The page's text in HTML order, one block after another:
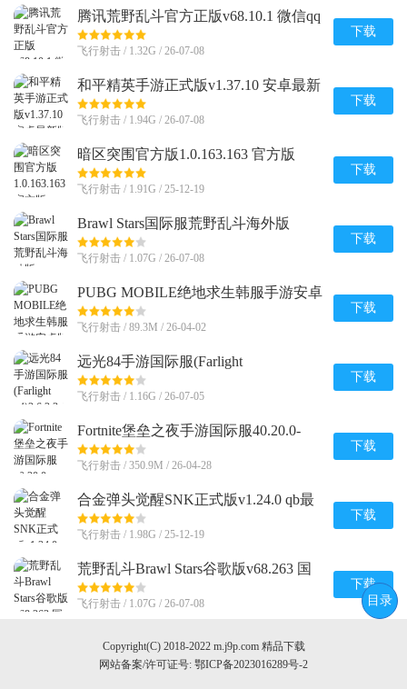
腾讯荒野乱斗官方正版v68.10.1 微信qq
登录版
飞行射击 / 1.32G / 26-07-08
下载
和平精英手游正式版v1.37.10 安卓最新
版
飞行射击 / 1.94G / 26-07-08
下载
暗区突围官方版1.0.163.163 官方版
飞行射击 / 1.91G / 25-12-19
下载
Brawl Stars国际服荒野乱斗海外版
v68.263 新赛季版
飞行射击 / 1.07G / 26-07-08
下载
PUBG MOBILE绝地求生韩服手游安卓
版v4.3.0 官方直装版
飞行射击 / 89.3M / 26-04-02
下载
远光84手游国际服(Farlight
84)2.6.2.3.1064316 最新完整版
飞行射击 / 1.16G / 26-07-05
下载
Fortnite堡垒之夜手游国际服40.20.0-
52886634-Android 国际版
飞行射击 / 350.9M / 26-04-28
下载
合金弹头觉醒SNK正式版v1.24.0 qb最
新版
飞行射击 / 1.98G / 25-12-19
下载
荒野乱斗Brawl Stars谷歌版v68.263 国
际服
飞行射击 / 1.07G / 26-07-08
下载
Copyright(C) 2018-2022 m.j9p.com 精品下载
网站备案/许可证号: 鄂ICP备2023016289号-2
目录